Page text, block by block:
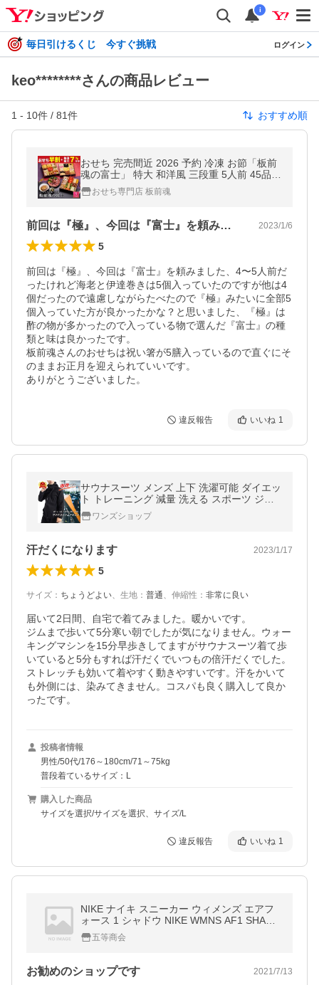
i
毎日引けるくじ 今すぐ挑戦 ログイン
keo********さんの商品レビュー
1 - 10件 / 81件 おすすめ順
おせち 完売間近 2026 予約 冷凍 お節「板前
魂の富士」 特大 和洋風 三段重 5人前 45品目
鮑 オマール海老 ローストビーフ 和風 洋風爆
買 2025 おせち料理
おせち専門店 板前魂
前回は『極』、今回は『富士』を頼みまし… 2023/1/6
5
前回は『極』、今回は『富士』を頼みました、4〜5人前だ
ったけれど海老と伊達巻きは5個入っていたのですが他は4
個だったので遠慮しながらたべたので『極』みたいに全部5
個入っていた方が良かったかな？と思いました、『極』は
酢の物が多かったので入っている物で選んだ『富士』の種
類と味は良かったです。
板前魂さんのおせちは祝い箸が5膳入っているので直ぐにそ
のままお正月を迎えられていいです。
ありがとうございました。
違反報告 いいね 1
サウナスーツ メンズ 上下 洗濯可能 ダイエッ
ト トレーニング 減量 洗える スポーツ ジム
ウェアシンプル 大きい サイズ 発汗
ワンズショップ
汗だくになります 2023/1/17
5
サイズ ： ちょうどよい、 生地 ： 普通、 伸縮性 ： 非常に良い
届いて2日間、自宅で着てみました。暖かいです。
ジムまで歩いて5分寒い朝でしたが気になりません。ウォー
キングマシンを15分早歩きしてますがサウナスーツ着て歩
いていると5分もすれば汗だくでいつもの倍汗だくでした。
ストレッチも効いて着やすく動きやすいです。汗をかいて
も外側には、染みてきません。コスパも良く購入して良か
ったです。
投稿者情報
男性/50代/176～180cm/71～75kg
普段着ているサイズ：L
購入した商品
サイズを選択/サイズを選択、サイズ/L
違反報告 いいね 1
NIKE ナイキ スニーカー ウィメンズ エアフ
ォース 1 シャドウ NIKE WMNS AF1 SHADO
W white/white-wht レディース AIR FORCE 1
ci0919-100
五等商会
お勧めのショップです 2021/7/13